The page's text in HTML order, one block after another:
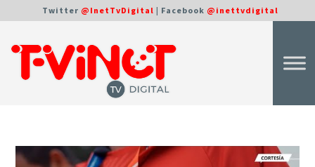
Twitter @InetTvDigital | Facebook @inettvdigital